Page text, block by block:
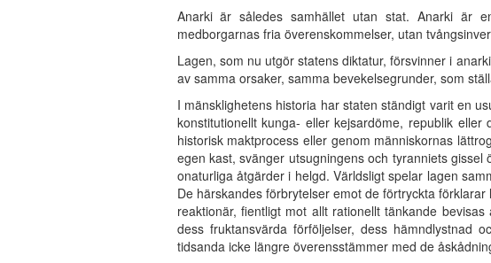
Anarki är således samhället utan stat. Anarki är
medborgarnas fria överenskommelser, utan
Lagen, som nu utgör statens diktatur, försvinner i
av samma orsaker, samma bevekelsegrunder, som
I mänsklighetens historia har staten ständigt varit en
konstitutionellt kunga- eller kejsardöme, republik
historisk maktprocess eller genom människornas
egen kast, svänger utsugningens och tyranniets
onaturliga åtgärder i helgd. Världsligt spelar lagen
De härskandes förbrytelser emot de förtryckta
reaktionär, fientligt mot allt rationellt tänkande
dess fruktansvärda förföljelser, dess hämndlystnad
tidsanda icke längre överensstämmer med de